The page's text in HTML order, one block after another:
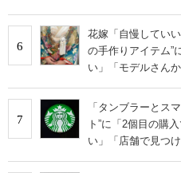
6
花嫁「自慢してい
の手作りアイテム”
い」「モデルさんか
7
「タンブラーとス
ト”に「2個目の購
い」「店舗で見つ